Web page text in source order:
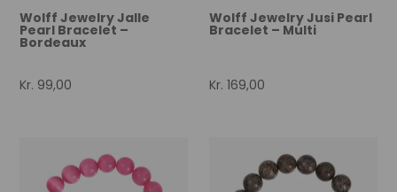
Wolff Jewelry Jalle
Pearl Bracelet –
Bordeaux
Kr. 99,00
Wolff Jewelry Jusi Pearl
Bracelet – Multi
Kr. 169,00